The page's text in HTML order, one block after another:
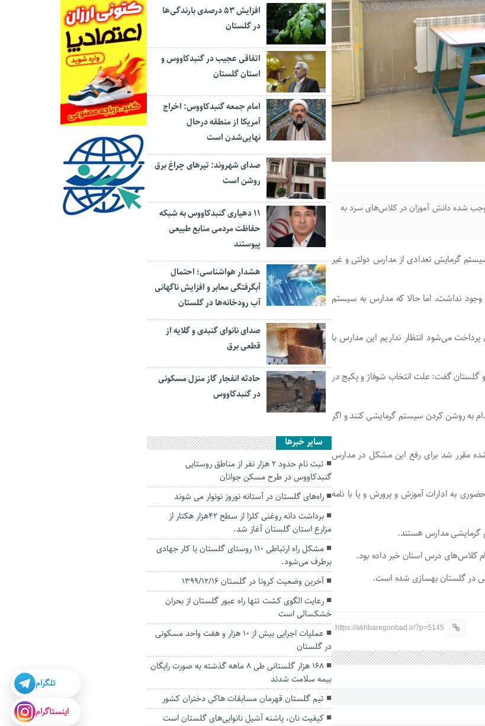
شده دانش آموزان در کلاس‌های سرد به
گرمایش تعدادی از مدارس دولتی و غیر
نداشت، اما حالا که مدارس به سیستم
می‌شود انتظار نداریم این مدارس با
گلستان گفت: علت انتخاب شوفاژ و پکیج در
به روشن کردن سیستم گرمایشی کنند و اگر
مقرر شد برای رفع این مشکل در مدارس
به ادارات آموزش و پرورش و یا با نامه
گرمایشی مدارس هستند.
کلاس‌های درس استان خبر داده بود.
https://akhbaregonbad.ir/?p=5145
افزایش ۵۳ درصدی بارندگی‌ها
در گلستان
اتفاقی عجیب در‌ گنبدکاووس و
استان گلستان
امام جمعه گنبدکاووس: اخراج
آمریکا از منطقه درحال
نهایی‌شدن است
صدای شهروند: تیرهای چراغ برق
روشن است
۱۱ دهیاری گنبدکاووس به شبکه
حفاظت مردمی منابع طبیعی
پیوستند
هشدار هواشناسی؛ احتمال
آبگرفتگی معابر و افزایش ناگهانی
آب رودخانه‌ها در گلستان
صدای نانوای گنبدی و گلایه از
قطعی برق
حادثه انفجار گاز منزل مسکونی
در گنبدکاووس
سایر خبرها
ثبت نام حدود ۲ هزار نفر از مناطق روستایی
گنبدکاووس در طرح مسکن جوانان
راه‌های گلستان در آستانه نوروز نونوار می شوند
برداشت دانه روغنی کلزا از سطح ۴۲هزار هکتار از
مزارع استان گلستان آغاز شد.
مشکل راه ارتباطی ۱۱۰ روستای گلستان با کار جهادی
برطرف می‌شود.
آخرین وضعیت کرونا در گلستان 1399/12/16
رعایت الگوی کشت تنها راه عبور گلستان از بحران
خشکسالی است
عملیات اجرایی بیش از ۱۰ هزار و هفت واحد مسکونی
در گلستان
۱۶۸ هزار گلستانی طی ۸ ماهه گذشته به صورت رایگان
بیمه سلامت شدند
تیم گلستان قهرمان مسابقات هاکی دختران کشور
کیفیت نان، پاشنه آشیل نانوایی‌های گلستان است
تلگرام
اینستاگرام